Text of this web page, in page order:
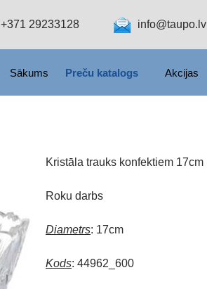
+371 29233128 info@taupo.lv
Sākums Preču katalogs Akcijas
Kristāla trauks konfektiem 17cm
Roku darbs
Diametrs: 17cm
Kods: 44962_600